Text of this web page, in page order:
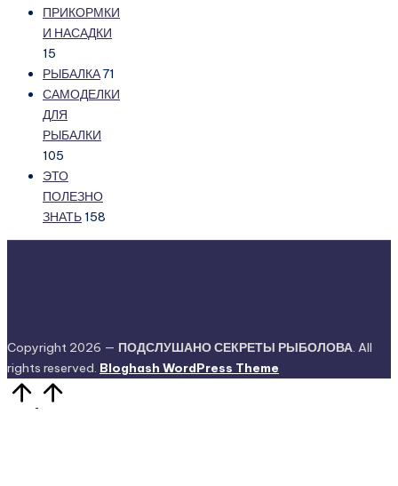
ПРИКОРМКИ
И НАСАДКИ
15
РЫБАЛКА71
САМОДЕЛКИ
ДЛЯ
РЫБАЛКИ
105
ЭТО
ПОЛЕЗНО
ЗНАТЬ 158
Copyright 2026 — ПОДСЛУШАНО СЕКРЕТЫ РЫБОЛОВА. All
rights reserved. Bloghash WordPress Theme